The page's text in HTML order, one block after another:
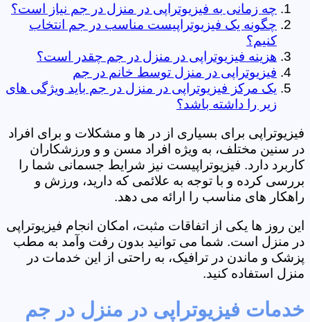
چه زمانی به فیزیوتراپی در منزل در جم نیاز است؟
چگونه یک فیزیوتراپیست مناسب در جم انتخاب
کنیم؟
هزینه فیزیوتراپی در منزل در جم چقدر است؟
فیزیوتراپی در منزل توسط خانم در جم
یک مرکز فیزیوتراپی در منزل در جم باید ویژگی های
زیر را داشته باشد؟
فیزیوتراپی برای بسیاری از در ها و مشکلات و برای افراد
در سنین مختلف، به ویژه افراد مسن و و ورزشکاران
کاربرد دارد. فیزیوتراپیست نیز شرایط جسمانی شما را
بررسی کرده و با توجه به علائمی که دارید، ورزش و
راهکار های مناسب را ارائه می دهد.
این روز ها یکی از اتفاقات مثبت، امکان انجام فیزیوتراپی
در منزل است. شما می توانید بدون رفت وآمد به مطب
پزشک و ماندن در ترافیک، به راحتی از این خدمات در
منزل استفاده کنید.
خدمات فیزیوتراپی در منزل در جم